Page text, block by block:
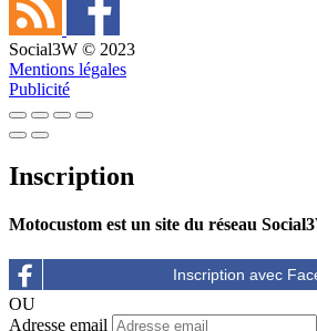
Social3W © 2023
Mentions légales
Publicité
Inscription
Motocustom est un site du réseau
OU
Adresse email